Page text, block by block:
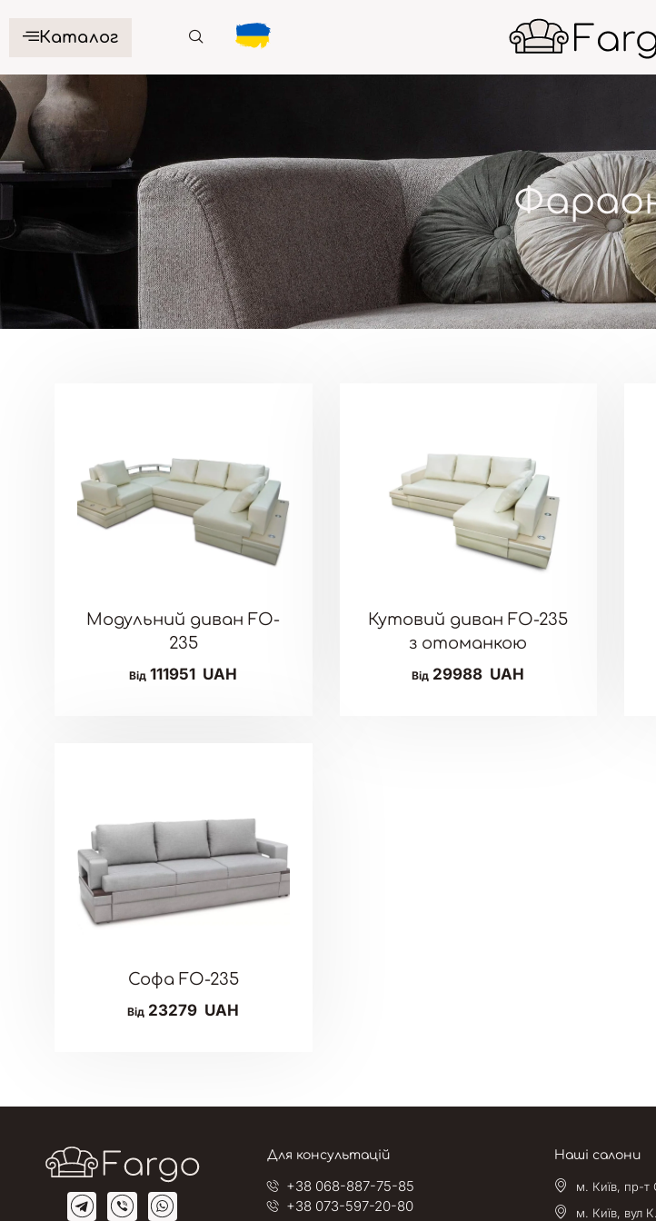
Каталог
Модульний диван FO-
235
Від 111951 UAH
Кутовий диван FO-235
з отоманкою
Від 29988 UAH
Софа FO-235
Від 23279 UAH
Для консультацій
+38 068-887-75-85
+38 073-597-20-80
Наші салони
м. Київ, пр-т
м. Київ, вул